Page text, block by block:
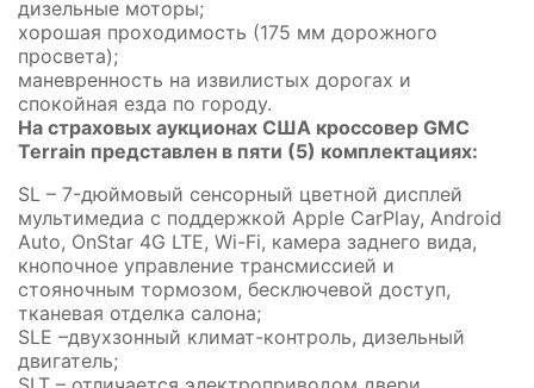
дизельные моторы;
хорошая проходимость (175 мм дорожного
просвета);
маневренность на извилистых дорогах и
спокойная езда по городу.
На страховых аукционах США кроссовер GMC
Terrain представлен в пяти (5) комплектациях:
SL – 7-дюймовый сенсорный цветной дисплей
мультимедиа с поддержкой Apple CarPlay, Android
Auto, OnStar 4G LTE, Wi-Fi, камера заднего вида,
кнопочное управление трансмиссией и
стояночным тормозом, бесключевой доступ,
тканевая отделка салона;
SLE –двухзонный климат-контроль, дизельный
двигатель;